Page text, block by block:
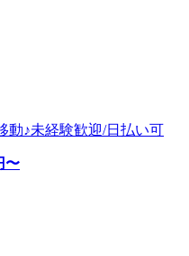
♪未経験歓迎/日払い可
〜